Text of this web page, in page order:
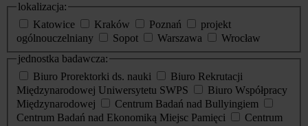
lokalizacja:
Katowice
Kraków Poznań
projekt
ogólnouczelniany
Sopot Warszawa
Wrocław
jednostka badawcza:
Biuro Prorektorki ds. nauki
Biuro Rekrutacji
Międzynarodowej Uniwersytetu SWPS
Biuro Współpracy
Międzynarodowej
Centrum Badań nad Bullyingiem
Centrum Badań nad Ekonomiką Miejsc Pamięci
Centrum